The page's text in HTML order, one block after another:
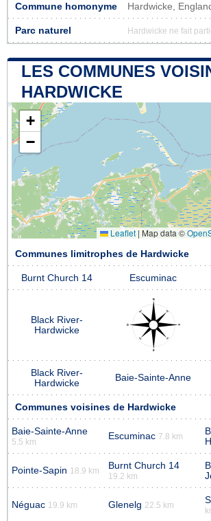
Commune homonyme Hardwicke,
Parc naturel Hardwicke ne fait
LES COMMUNES
HARDWICKE
+
−
Leaflet|Map data ©
Communes limitrophes de Hardwicke
Burnt Church 14 Escuminac
Black River-
Hardwicke
Black River-
Hardwicke
Baie-Sainte-Anne
Communes voisines de Hardwicke
Baie-Sainte-Anne
5.5 km
Escuminac 7.8 km
Pointe-Sapin 18.9 km Burnt Church 14
19.2 km
Néguac 19.9 km Glenelg 22.5 km